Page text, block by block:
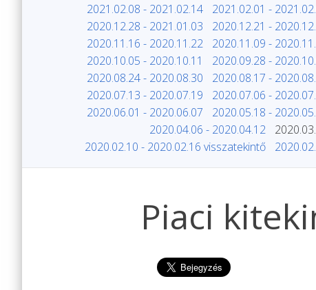
2021.02.08 - 2021.02.14
2021.02.01 -
2020.12.28 - 2021.01.03
2020.12.21 -
2020.11.16 - 2020.11.22
2020.11.09 -
2020.10.05 - 2020.10.11
2020.09.28 -
2020.08.24 - 2020.08.30
2020.08.17 -
2020.07.13 - 2020.07.19
2020.07.06 -
2020.06.01 - 2020.06.07
2020.05.18 -
2020.04.06 - 2020.04.12
2020.02.10 - 2020.02.16 visszatekintő
Piaci